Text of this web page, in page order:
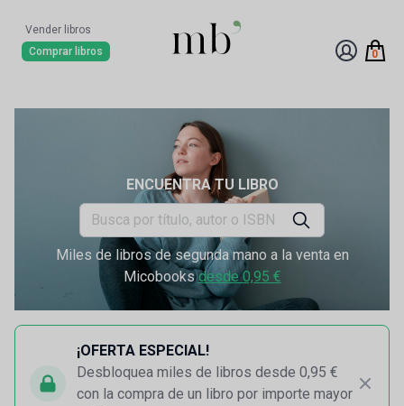
Vender libros
Comprar libros
0
ENCUENTRA TU LIBRO
Miles de libros de segunda mano a la venta en
Micobooksdesde 0,95 €
¡OFERTA ESPECIAL!
Desbloquea miles de libros desde 0,95 €
con la compra de un libro por importe mayor